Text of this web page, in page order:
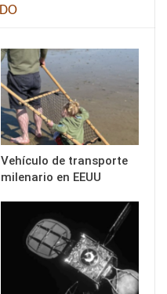
Vehículo de transporte
milenario en EEUU